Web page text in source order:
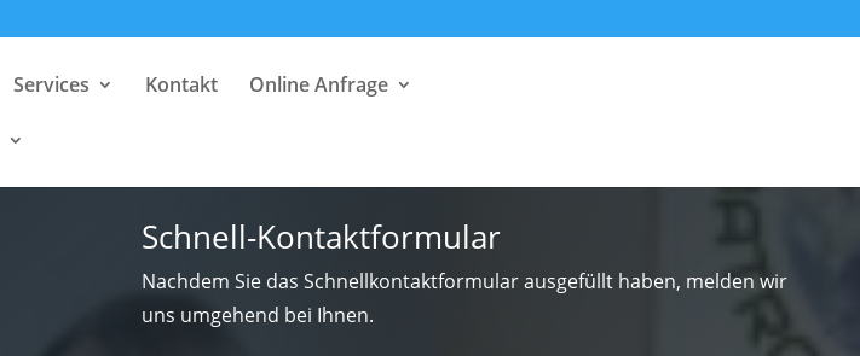
Services Kontakt Online Anfrage
Schnell-Kontaktformular
Nachdem Sie das Schnellkontaktformular ausgefüllt haben, melden wir
uns umgehend bei Ihnen.